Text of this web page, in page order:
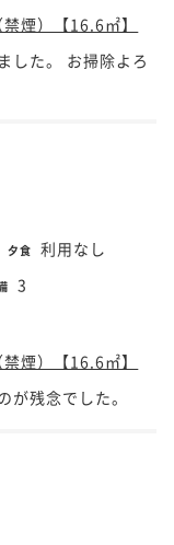
煙）【16.6㎡】
した。 お掃除よろ
夕食 利用なし
3
煙）【16.6㎡】
残念でした。